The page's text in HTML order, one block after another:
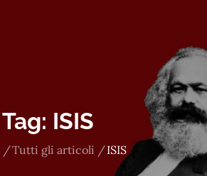
Tag: ISIS
Tutti gli articoli ISIS